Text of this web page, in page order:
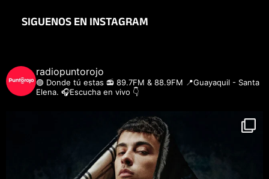
SIGUENOS EN INSTAGRAM
radiopuntorojo
🟣 Donde tú estas 📻 89.7FM & 88.9FM 📍Guayaquil - Santa
Elena. 🎧Escucha en vivo 👇